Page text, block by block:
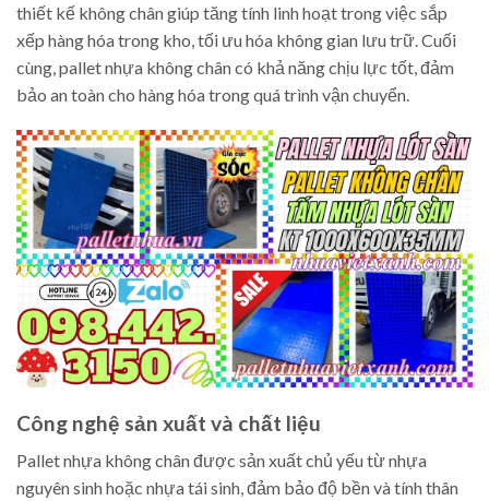
thiết kế không chân giúp tăng tính linh hoạt trong việc sắp
xếp hàng hóa trong kho, tối ưu hóa không gian lưu trữ. Cuối
cùng, pallet nhựa không chân có khả năng chịu lực tốt, đảm
bảo an toàn cho hàng hóa trong quá trình vận chuyển.
Công nghệ sản xuất và chất liệu
Pallet nhựa không chân được sản xuất chủ yếu từ nhựa
nguyên sinh hoặc nhựa tái sinh, đảm bảo độ bền và tính thân